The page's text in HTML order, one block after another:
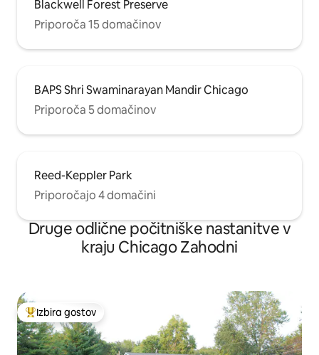
Blackwell Forest Preserve
Priporoča 15 domačinov
BAPS Shri Swaminarayan Mandir Chicago
Priporoča 5 domačinov
Reed-Keppler Park
Priporočajo 4 domačini
Druge odlične počitniške nastanitve v
kraju Chicago Zahodni
Najbolj priljubljena prenočišča z značko »Izbira gostov«
Izbira gostov